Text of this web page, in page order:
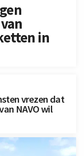
in
vrezen dat
NAVO wil